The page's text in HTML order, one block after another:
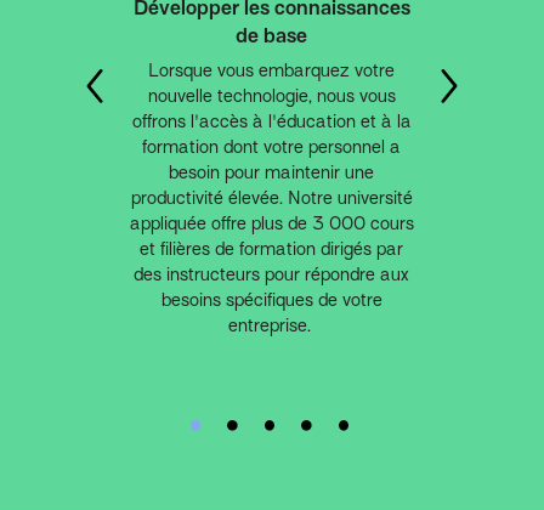
Développer les connaissances
de base
Lorsque vous embarquez votre
nouvelle technologie, nous vous
offrons l'accès à l'éducation et à la
formation dont votre personnel a
besoin pour maintenir une
productivité élevée. Notre université
appliquée offre plus de 3 000 cours
et filières de formation dirigés par
des instructeurs pour répondre aux
besoins spécifiques de votre
entreprise.
Résultats moteurs
Nous savons que vivre n'est que le
début. En tant que votre partenaire
dans la transformation de la
technologie, nous voulons
comprendre la valeur que vous
voulez du système et fournir la
formation continue, les bilans de
santé, le coaching et le conseil pour
vous y amener avec nos services
d'adoption.